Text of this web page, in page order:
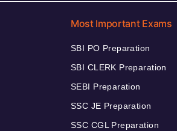
Most Important Exams
SBI PO Preparation
SBI CLERK Preparation
SEBI Preparation
SSC JE Preparation
SSC CGL Preparation